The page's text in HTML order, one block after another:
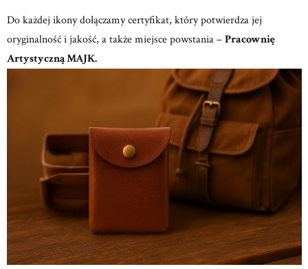
Do każdej ikony dołączamy certyfikat, który potwierdza jej
oryginalność i jakość, a także miejsce powstania –Pracownię
Artystyczną MAJK.